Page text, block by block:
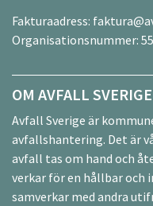
Fakturaadress:
Organisationsnummer:
OM AVFALL SVERIGE
Avfall Sverige är
avfallshantering. Det är
avfall tas om hand och
verkar för en hållbar och
samverkar med andra